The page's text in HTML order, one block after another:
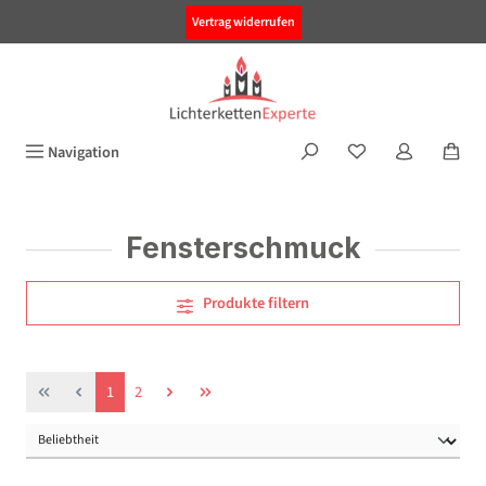
Vertrag widerrufen
Navigation
Fensterschmuck
Produkte filtern
Seite
1 Seite
2